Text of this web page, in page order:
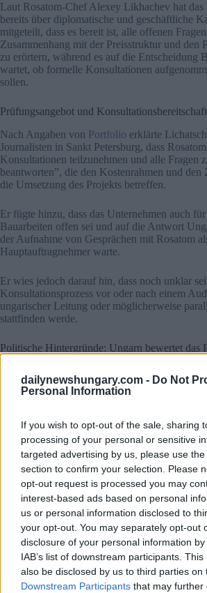
dailynewshungary.com - Do Not
Personal Information
If you wish to opt-out of the sale, sharing
processing of your personal or sensitive
targeted advertising by us, please use
section to confirm your selection. Please
opt-out request is processed you may
interest-based ads based on personal
us or personal information disclosed to
your opt-out. You may separately opt-out
disclosure of your personal information
IAB’s list of downstream participants.
also be disclosed by us to third parties on
Downstream Participants that may further
Laut Rosatom-Chef Alexey Likhachev hat das
bereits über diplomatische und geschäftliche
mitgeteilt, dass es bereit ist, alle offenen
Zusammenhang mit der Preisstruktur und den
zu erörtern, während es auf die Entscheidung
wartet, ob formelle Konsultationen
sollen.
Prüfungsangebot und Konsultationsbereitschaft
Nach Angaben von Portfolio erklärte
Journalisten in Sankt Petersburg, dass
Konsultationen teilzunehmen und alle Fragen
beantworten”, die den Kostenrahmen und den
die Umsetzung des Projekts betreffen.
Er fügte hinzu, dass das Unternehmen auch
Bauarbeiten offen sei und auf die Antwort
der Aufnahme von Gesprächen mit Rosatom
Hauptauftragnehmer warte.
Er wies jedoch darauf hin, dass noch unklar
Konsultationsprozess vor oder nach einem
ungarischer Leitung oder möglicherweise
stattfinden werde.
Politische Hintergründe: Ungarn bewertet das
Ungarn eine mögliche Neubewertung der
seit langem laufenden Ausbauprojekts für das
Der ungarische Wirtschafts- und
Kapitány hat Berichten zufolge im Mai erklärt,
Regierung beabsichtigt, die
zu überprüfen.
Nach dieser Ankündigung deutete
Rosatom immer noch hofft, dass die neue
Führung die Umsetzung beschleunigen wird,
Budapest anscheinend einen vorsichtigeren
und einer vollständigen Überprüfung des
Vorrang gibt.